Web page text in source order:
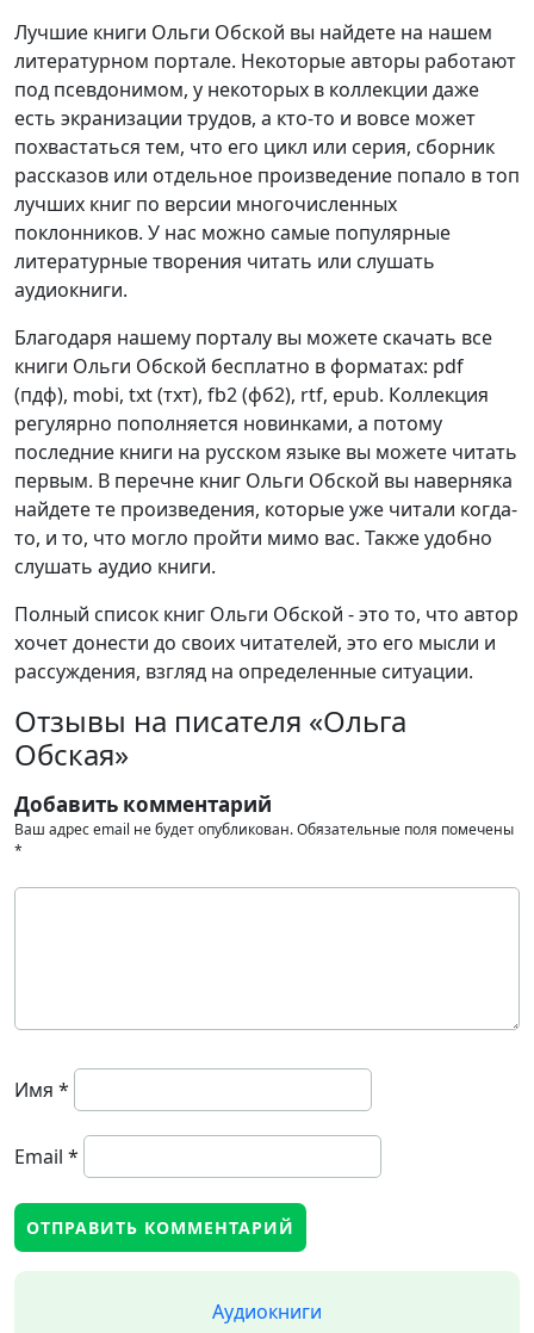
Лучшие книги Ольги Обской вы найдете на нашем
литературном портале. Некоторые авторы работают
под псевдонимом, у некоторых в коллекции даже
есть экранизации трудов, а кто-то и вовсе может
похвастаться тем, что его цикл или серия, сборник
рассказов или отдельное произведение попало в топ
лучших книг по версии многочисленных
поклонников. У нас можно самые популярные
литературные творения читать или слушать
аудиокниги.
Благодаря нашему порталу вы можете скачать все
книги Ольги Обской бесплатно в форматах: pdf
(пдф), mobi, txt (тхт), fb2 (фб2), rtf, epub. Коллекция
регулярно пополняется новинками, а потому
последние книги на русском языке вы можете читать
первым. В перечне книг Ольги Обской вы наверняка
найдете те произведения, которые уже читали когда-
то, и то, что могло пройти мимо вас. Также удобно
слушать аудио книги.
Полный список книг Ольги Обской - это то, что автор
хочет донести до своих читателей, это его мысли и
рассуждения, взгляд на определенные ситуации.
Отзывы на писателя «Ольга
Обская»
Добавить комментарий
Ваш адрес email не будет опубликован.Обязательные поля помечены
*
Имя *
Email *
Аудиокниги